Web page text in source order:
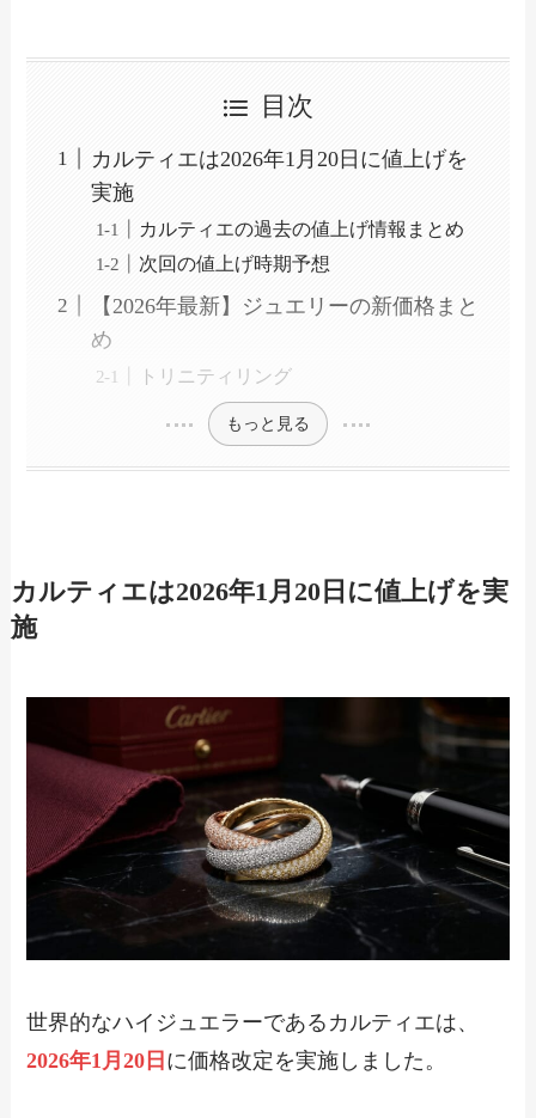
目次
カルティエは2026年1月20日に値上げを
実施
カルティエの過去の値上げ情報まとめ
次回の値上げ時期予想
【2026年最新】ジュエリーの新価格まと
め
トリニティリング
もっと見る
カルティエは2026年1月20日に値上げを実
施
世界的なハイジュエラーであるカルティエは、
2026年1月20日 に価格改定を実施しました。